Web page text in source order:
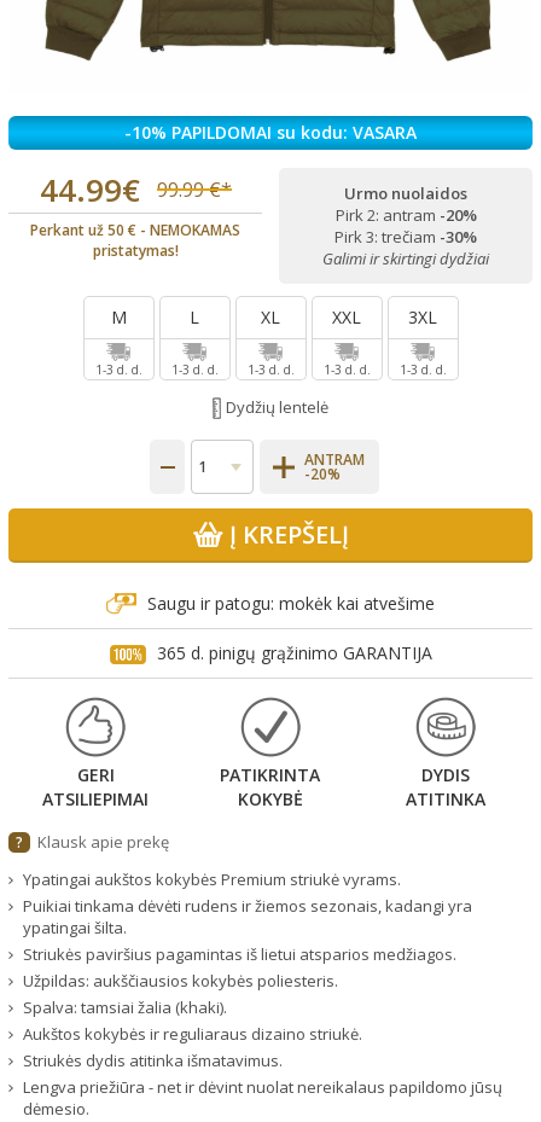
-10% PAPILDOMAI su kodu: VASARA
44.99€ 99.99 €*
Perkant už 50 € - NEMOKAMAS
pristatymas!
Urmo nuolaidos
Pirk 2: antram -20%
Pirk 3: trečiam -30%
Galimi ir skirtingi dydžiai
M
1-3 d. d.
L
1-3 d. d.
XL
1-3 d. d.
XXL
1-3 d. d.
3XL
1-3 d. d.
Dydžių lentelė
ANTRAM
-20%
Į KREPŠELĮ
Saugu ir patogu: mokėk kai atvešime
365 d. pinigų grąžinimo GARANTIJA
GERI
ATSILIEPIMAI
PATIKRINTA
KOKYBĖ
DYDIS
ATITINKA
?
Klausk apie prekę
Ypatingai aukštos kokybės Premium striukė vyrams.
Puikiai tinkama dėvėti rudens ir žiemos sezonais, kadangi yra
ypatingai šilta.
Striukės paviršius pagamintas iš lietui atsparios medžiagos.
Užpildas: aukščiausios kokybės poliesteris.
Spalva: tamsiai žalia (khaki).
Aukštos kokybės ir reguliaraus dizaino striukė.
Striukės dydis atitinka išmatavimus.
Lengva priežiūra - net ir dėvint nuolat nereikalaus papildomo jūsų
dėmesio.